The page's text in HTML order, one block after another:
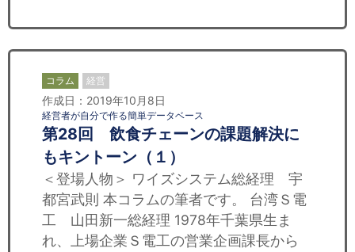
経済ニュース
ＩＴ
飲食店情報
コラム 経営
作成日：2019年10月8日
経営者が自分で作る簡単データベース
第28回 飲食チェーンの課題解決に
もキントーン（１）
＜登場人物＞ ワイズシステム総経理 宇
都宮武則 本コラムの筆者です。 台湾Ｓ電
工 山田新一総経理 1978年千葉県生ま
れ、上場企業Ｓ電工の営業企画課長から